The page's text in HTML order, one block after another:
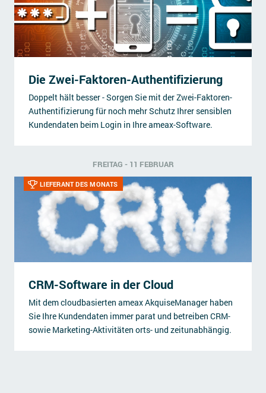
Die Zwei-Faktoren-Authentifizierung
Doppelt hält besser - Sorgen Sie mit der Zwei-Faktoren-
Authentifizierung für noch mehr Schutz Ihrer sensiblen
Kundendaten beim Login in Ihre ameax-Software.
FREITAG - 11 FEBRUAR
LIEFERANT DES MONATS
CRM-Software in der Cloud
Mit dem cloudbasierten ameax AkquiseManager haben
Sie Ihre Kundendaten immer parat und betreiben CRM-
sowie Marketing-Aktivitäten orts- und zeitunabhängig.